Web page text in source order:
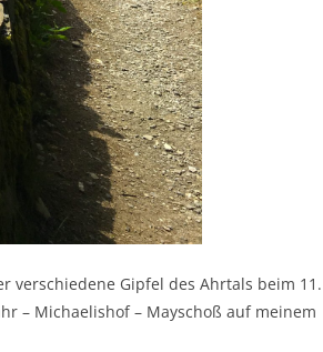
verschiedene Gipfel des Ahrtals beim 11.
– Michaelishof – Mayschoß auf meinem